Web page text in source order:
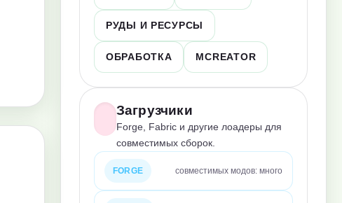
РУДЫ И РЕСУРСЫ
ОБРАБОТКА MCREATOR
Загрузчики
Forge, Fabric и другие лоадеры для
совместимых сборок.
FORGE совместимых модов: много